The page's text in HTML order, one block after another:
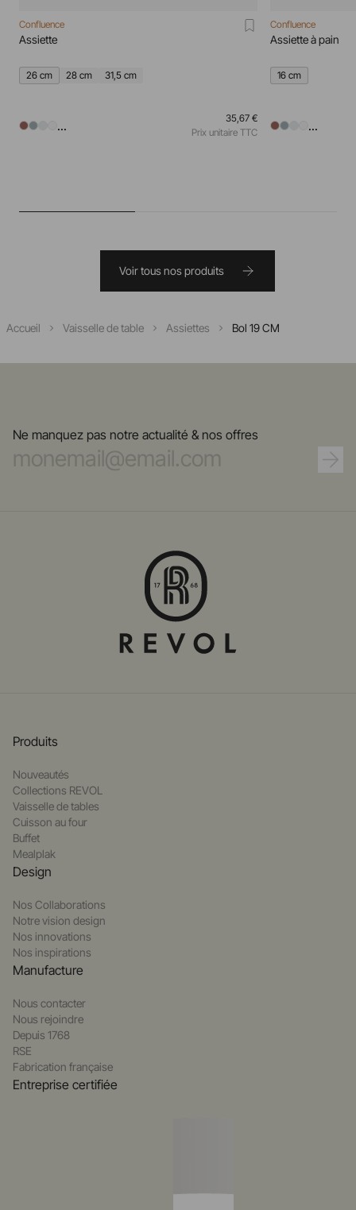
Confluence
Assiette
26 cm 28 cm 31,5 cm
...
35,67 €
Prix unitaire TTC
Confluence
Assiette à pain
16 cm
...
Voir tous nos produits
Accueil Vaisselle de table Assiettes Bol 19 CM
Ne manquez pas notre actualité & nos offres
Produits
Nouveautés
Collections REVOL
Vaisselle de tables
Cuisson au four
Buffet
Mealplak
Design
Nos Collaborations
Notre vision design
Nos innovations
Nos inspirations
Manufacture
Nous contacter
Nous rejoindre
Depuis 1768
RSE
Fabrication française
Entreprise certifiée